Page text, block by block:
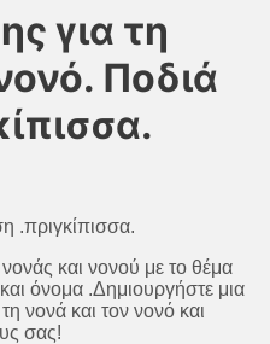
για τη
Ποδιά
.πριγκίπισσα.
και νονού με το θέμα
όνομα .Δημιουργήστε μια
νονά και τον νονό και
σας!